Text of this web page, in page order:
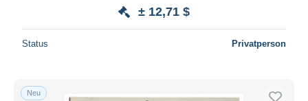
± 12,71 $
Status Privatperson
Neu